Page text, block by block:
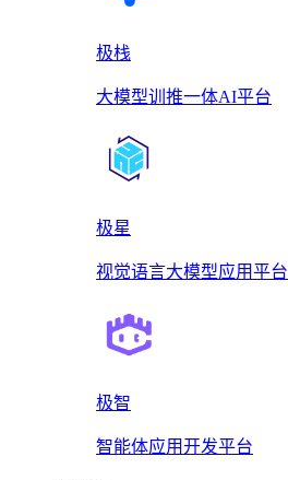
极栈
大模型训推一体AI平台
极星
视觉语言大模型应用平台
极智
智能体应用开发平台